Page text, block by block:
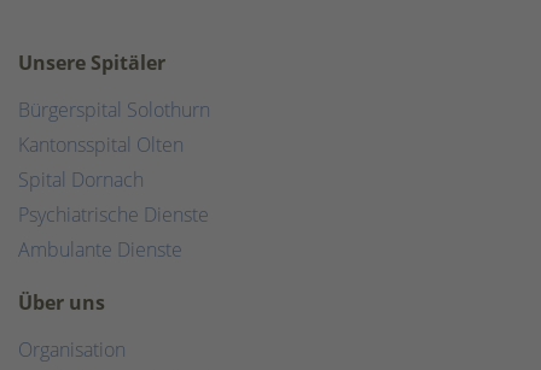
Unsere Spitäler
Bürgerspital Solothurn
Kantonsspital Olten
Spital Dornach
Psychiatrische Dienste
Ambulante Dienste
Über uns
Organisation